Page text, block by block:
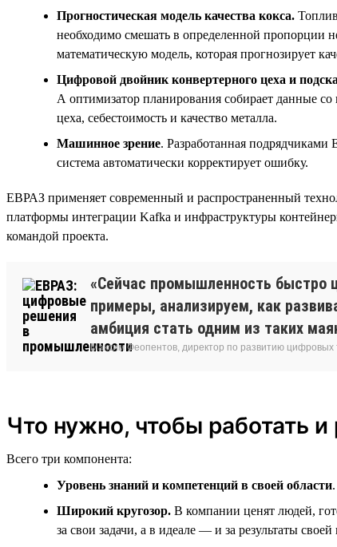
Прогностическая модель качества кокса.
необходимо смешать в определенной пропорции
математическую модель, которая прогнозирует
Цифровой двойник конвертерного цеха и
А оптимизатор планирования собирает данные
цеха, себестоимость и качество металла.
Машинное зрение. Разработанная подрядчиками
система автоматически корректирует ошибку.
ЕВРАЗ применяет современный и распространенный
платформы интеграции Kafka и инфраструктуры
командой проекта.
«Сейчас промышленность быстро
примеры, анализируем, как
амбиция стать одним из таких
Максим Феопентов, директор по развитию цифровых
Что нужно, чтобы работать
Всего три компонента:
Уровень знаний и компетенций в своей области
Широкий кругозор. В компании ценят людей,
за свои задачи, а в идеале — и за результаты